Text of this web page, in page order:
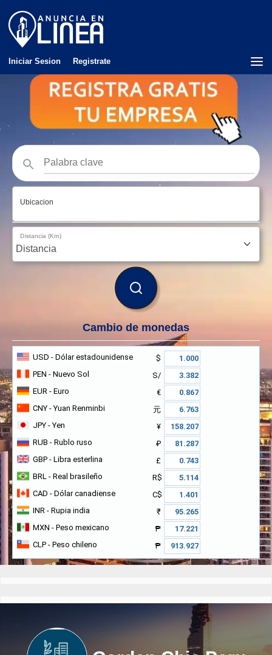
Iniciar Sesion Registrate
Ubicacion
Distancia (Km)
BUSCAR
Cambio de monedas
USD - Dólar estadounidense
$
PEN - Nuevo Sol
S/
EUR - Euro
€
CNY - Yuan Renminbi
元
JPY - Yen
¥
RUB - Rublo ruso
₽
GBP - Libra esterlina
£
BRL - Real brasileño
R$
CAD - Dólar canadiense
C$
INR - Rupia india
₹
MXN - Peso mexicano
₱
CLP - Peso chileno ₱